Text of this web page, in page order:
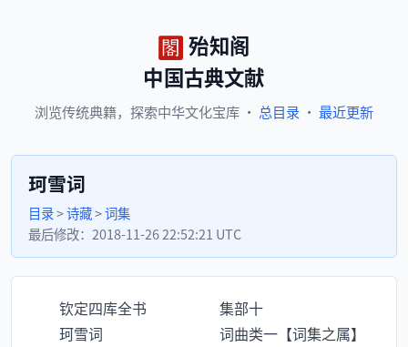
殆知阁
中国古典文献
浏览传统典籍， 探索中华文化宝库 · 总目录 · 最近更新
珂雪词
目录>诗藏>词集
最后修改： 2018-11-26 22:52:21 UTC
钦定四库全书 集部十
珂雪词 词曲类一【词集之属】